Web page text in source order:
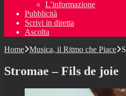
L’informazione
Pubblicità
Scrivi in diretta
Ascolta
Home Musica, il Ritmo che Piace
Stromae – Fils de joie